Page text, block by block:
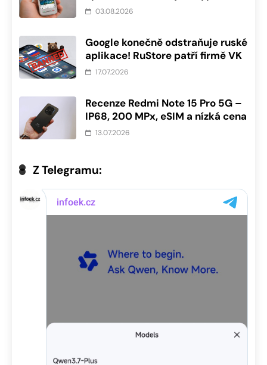
03.08.2026
Google konečně odstraňuje ruské
aplikace! RuStore patří firmě VK
17.07.2026
Recenze Redmi Note 15 Pro 5G –
IP68, 200 MPx, eSIM a nízká cena
13.07.2026
Z Telegramu: